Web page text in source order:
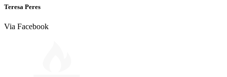
Teresa Peres
Via Facebook